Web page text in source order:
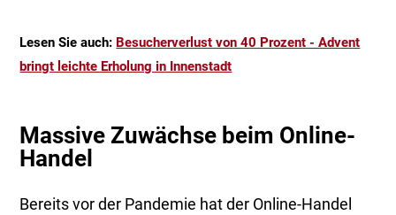
Lesen Sie auch: Besucherverlust von 40 Prozent - Advent
bringt leichte Erholung in Innenstadt
Massive Zuwächse beim Online-
Handel
Bereits vor der Pandemie hat der Online-Handel